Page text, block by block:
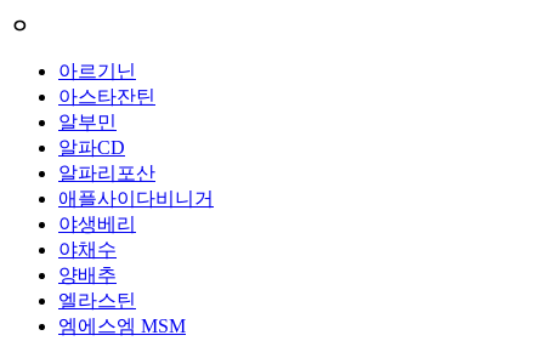
ㅇ
아르기닌
아스타잔틴
알부민
알파CD
알파리포산
애플사이다비니거
야생베리
야채수
양배추
엘라스틴
엠에스엠 MSM